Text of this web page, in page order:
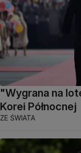
"Wygrana na
Korei Północnej
ZE ŚWIATA